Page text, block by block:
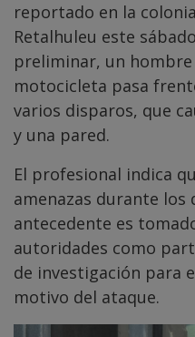
reportado en la
Retalhuleu este
preliminar, un hombre
motocicleta pasa
varios disparos, que
y una pared.
El profesional indica
amenazas durante los
antecedente es
autoridades como
de investigación para
motivo del ataque.